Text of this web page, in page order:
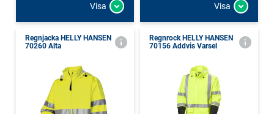
Visa Visa
Regnjacka HELLY HANSEN
70260 Alta
Regnrock HELLY HANSEN
70156 Addvis Varsel